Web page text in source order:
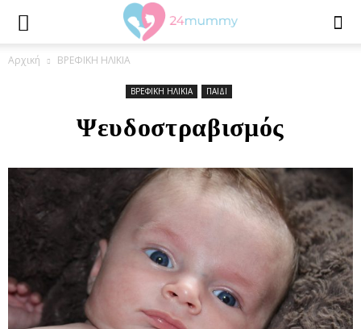
Αρχική ΒΡΕΦΙΚΗ ΗΛΙΚΙΑ
ΒΡΕΦΙΚΗ ΗΛΙΚΙΑ ΠΑΙΔΙ
Ψευδοστραβισμός